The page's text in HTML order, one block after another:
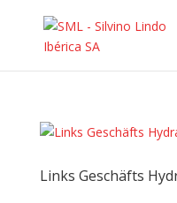
Links Geschäfts